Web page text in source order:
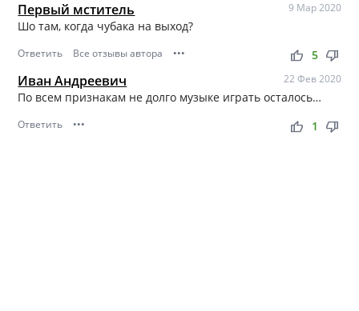
Первый мститель 9 Мар 2020
Шо там, когда чубака на выход?
Ответить Все отзывы автора ••• thumb_up thumb_down
5
Иван Андреевич 22 Фев 2020
По всем признакам не долго музыке играть осталось…
Ответить ••• thumb_up thumb_down
1